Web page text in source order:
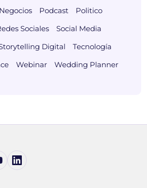
Negocios Podcast
Politico
Sociales
Social Media
Digital
Tecnología
Webinar Wedding Planner
nueva)
pestaña nueva)
en una pestaña nueva)
abre en una pestaña nueva)
in (se abre en una pestaña nueva)